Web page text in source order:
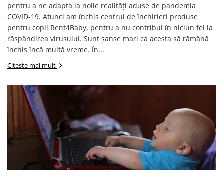
pentru a ne adapta la noile realități aduse de pandemia
COVID-19. Atunci am închis centrul de închirieri produse
pentru copii Rent4Baby, pentru a nu contribui în niciun fel la
răspândirea virusului. Sunt șanse mari ca acesta să rămână
închis încă multă vreme. În...
Citeste mai mult